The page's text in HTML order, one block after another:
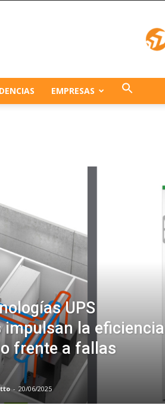
EMPRESAS
UPS
impulsan la eficiencia
frente a fallas
- 20/06/2025